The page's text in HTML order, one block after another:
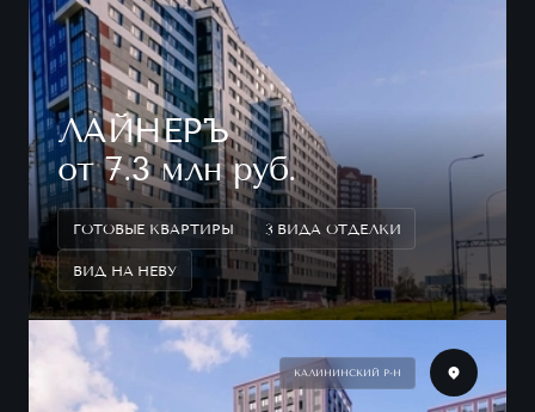
ЛАЙНЕРЪ
от 7.3 млн руб.
ГОТОВЫЕ КВАРТИРЫ 3 ВИДА ОТДЕЛКИ
ВИД НА НЕВУ
КАЛИНИНСКИЙ Р-Н